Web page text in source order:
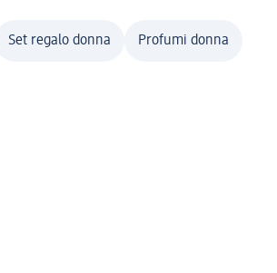
Set regalo donna Profumi donna